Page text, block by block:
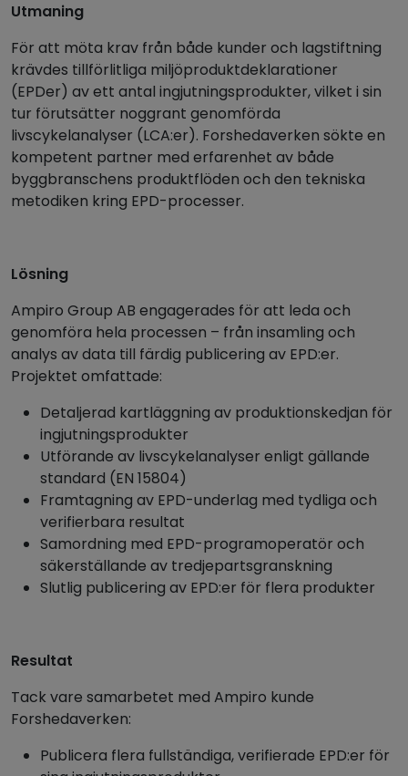
Utmaning
För att möta krav från både kunder och lagstiftning
krävdes tillförlitliga miljöproduktdeklarationer
(EPDer) av ett antal ingjutningsprodukter, vilket i sin
tur förutsätter noggrant genomförda
livscykelanalyser (LCA:er). Forshedaverken sökte en
kompetent partner med erfarenhet av både
byggbranschens produktflöden och den tekniska
metodiken kring EPD-processer.
Lösning
Ampiro Group AB engagerades för att leda och
genomföra hela processen – från insamling och
analys av data till färdig publicering av EPD:er.
Projektet omfattade:
Detaljerad kartläggning av produktionskedjan för
ingjutningsprodukter
Utförande av livscykelanalyser enligt gällande
standard (EN 15804)
Framtagning av EPD-underlag med tydliga och
verifierbara resultat
Samordning med EPD-programoperatör och
säkerställande av tredjepartsgranskning
Slutlig publicering av EPD:er för flera produkter
Resultat
Tack vare samarbetet med Ampiro kunde
Forshedaverken:
Publicera flera fullständiga, verifierade EPD:er för